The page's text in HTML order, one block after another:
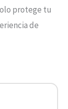
protege tu
de